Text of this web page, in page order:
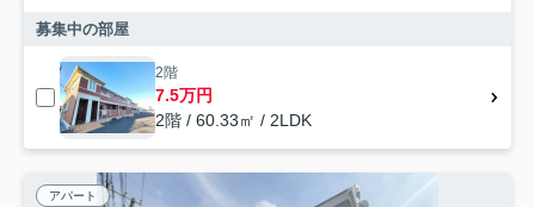
募集中の部屋
2階
7.5万円
2階 / 60.33㎡ / 2LDK
アパート